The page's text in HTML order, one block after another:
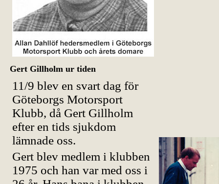
Gert Gillholm ur tiden
11/9 blev en svart dag för
Göteborgs Motorsport
Klubb, då Gert Gillholm
efter en tids sjukdom
lämnade oss.
Gert blev medlem i klubben
1975 och han var med oss i